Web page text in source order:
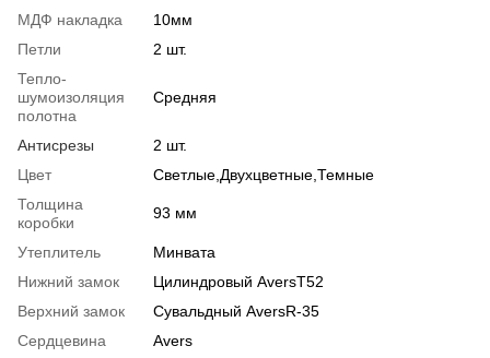
МДФ накладка
10мм
Петли
2 шт.
Тепло-
шумоизоляция
полотна
Средняя
Антисрезы
2 шт.
Цвет
Светлые,Двухцветные,Темные
Толщина
коробки
93 мм
Утеплитель
Минвата
Нижний замок
Цилиндровый AversT52
Верхний замок
Сувальдный AversR-35
Сердцевина
Avers